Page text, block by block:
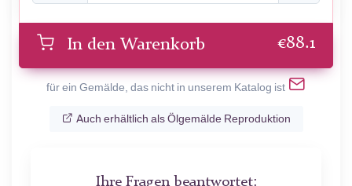
In den Warenkorb €88.1
für ein Gemälde, das nicht in unserem Katalog ist
Auch erhältlich als Ölgemälde Reproduktion
Ihre Fragen beantwortet: